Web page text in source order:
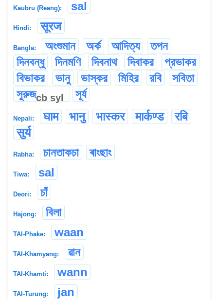
Kaubru (Reang): sal
Hindi: सूरज
Bangla: অংশুমান অর্ক আদিত্য
তপন
দিনবন্ধু
দিনমণি দিবনাথ দিবাকর
প্রভাকর
বিভাকর
ভানু ভাস্কর মিহির রবি
সবিতা
সুরুজcb syl সূর্য
Nepali: घाम भानु भ‌ास्कर मार्कण्ड
रबि
सुर्य
Rabha: চানতাকচা ৰাংছাং
Tiwa: sal
Deori: চাঁ
Hajong: বিলা
TAI-Phake: waan
TAI-Khamyang: ৱান
TAI-Khamti: wann
TAI-Turung: jan